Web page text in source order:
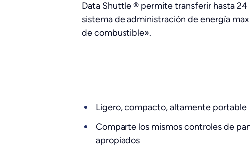
Data Shuttle ® permite transferir hasta
sistema de administración de energía
de combustible».
Ligero, compacto, altamente portable
Comparte los mismos controles de
apropiados